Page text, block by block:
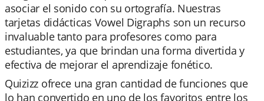
asociar el sonido con su ortografía. Nuestras
tarjetas didácticas Vowel Digraphs son un recurso
invaluable tanto para profesores como para
estudiantes, ya que brindan una forma divertida y
efectiva de mejorar el aprendizaje fonético.
Quizizz ofrece una gran cantidad de funciones que
lo han convertido en uno de los favoritos entre los